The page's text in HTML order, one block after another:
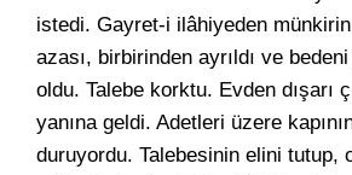
istedi. Gayret-i ilâhiyeden
azası, birbirinden ayrıldı ve
oldu. Talebe korktu. Evden dışarı
yanına geldi. Adetleri üzere
duruyordu. Talebesinin elini tutup,